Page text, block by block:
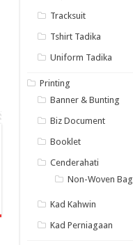
Tracksuit
Tshirt Tadika
Uniform Tadika
Printing
Banner & Bunting
Biz Document
Booklet
Cenderahati
Non-Woven Bag
Kad Kahwin
Kad Perniagaan